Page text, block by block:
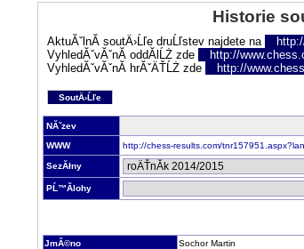
Historie
AktuĂˇlnĂ­ soutÄ›Ĺľe druĹľstev najdete na
VyhledĂˇvĂˇnĂ­ oddĂ­lĹŻ zde
http://
VyhledĂˇvĂˇnĂ­ hrĂˇÄŤĹŻ zde
http://
SoutÄ›Ĺľe
NĂˇzev
WWW http://chess-results.com/
SezĂłny
PĹ™Ă­lohy
JmĂ©no
Sochor Martin